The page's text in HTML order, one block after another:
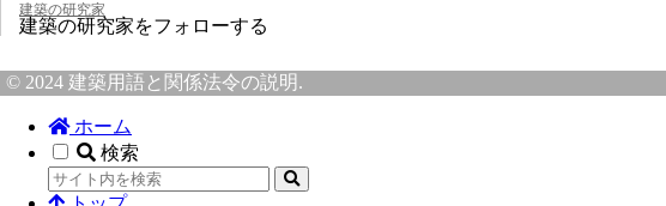
建築の研究家
建築の研究家をフォローする
© 2024 建築用語と関係法令の説明.
ホーム
検索